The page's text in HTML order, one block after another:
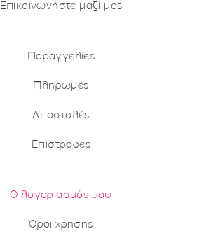
Επικοινωνήστε μαζί μας
Παραγγελίες
Πληρωμές
Αποστολές
Επιστροφές
Ο λογαριασμός μου
Όροι χρήσης